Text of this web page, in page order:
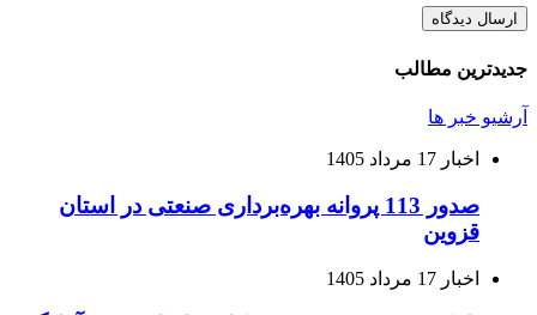
جدیدترین مطالب
آرشیو خبر ها
اخبار 17 مرداد 1405
صدور 113 پروانه بهره‌برداری صنعتی در استان
قزوین
اخبار 17 مرداد 1405